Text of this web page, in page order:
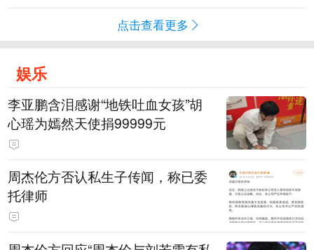
点击查看更多
娱乐
李亚鹏含泪感谢“地铁吐血女孩”胡
心瑶为嫣然天使捐99999元
周杰伦方否认私生子传闻，称已委
托律师